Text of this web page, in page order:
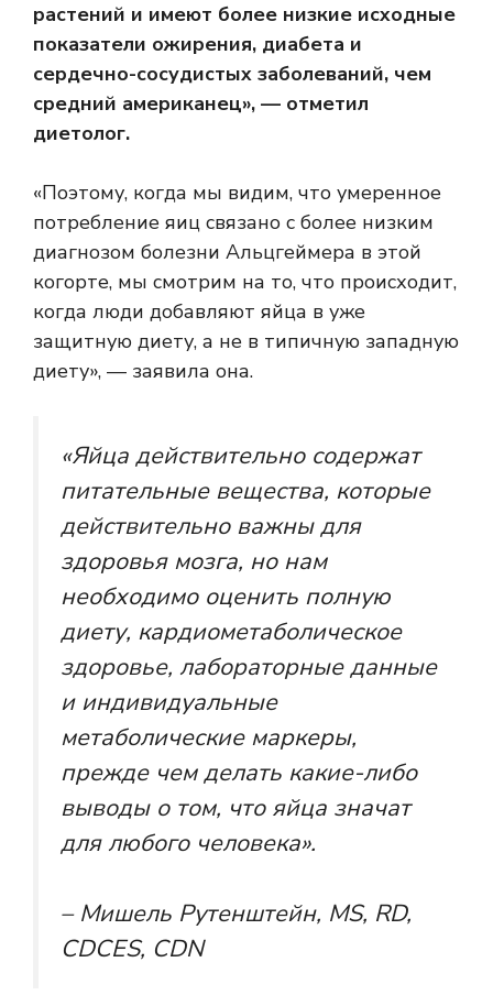
растений и имеют более низкие исходные
показатели ожирения, диабета и
сердечно-сосудистых заболеваний, чем
средний американец», — отметил
диетолог.
«Поэтому, когда мы видим, что умеренное
потребление яиц связано с более низким
диагнозом болезни Альцгеймера в этой
когорте, мы смотрим на то, что происходит,
когда люди добавляют яйца в уже
защитную диету, а не в типичную западную
диету», — заявила она.
«Яйца действительно содержат
питательные вещества, которые
действительно важны для
здоровья мозга, но нам
необходимо оценить полную
диету, кардиометаболическое
здоровье, лабораторные данные
и индивидуальные
метаболические маркеры,
прежде чем делать какие-либо
выводы о том, что яйца значат
для любого человека».
– Мишель Рутенштейн, MS, RD,
CDCES, CDN